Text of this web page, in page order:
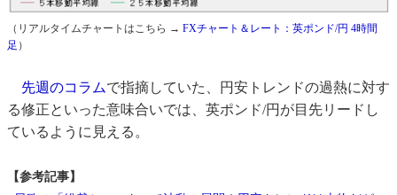
（リアルタイムチャートはこちら → FXチャート＆レート：英ポンド/円 4時間
足 ）
先週のコラムで指摘していた、円安トレンドの過熱に対す
る修正といった意味合いでは、英ポンド/円が目先リードし
ているように見える。
【参考記事】